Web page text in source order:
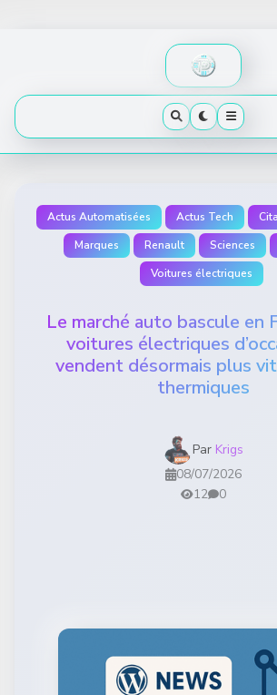
Actus Automatisées Actus Tech
Marques
Renault Sciences
Voitures électriques
Le marché auto bascule en
voitures électriques
vendent désormais plus
thermiques
Par Krigs
08/07/2026
12
0